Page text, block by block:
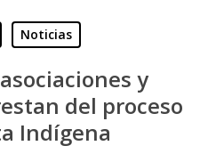
Noticias
y
del proceso
Indígena